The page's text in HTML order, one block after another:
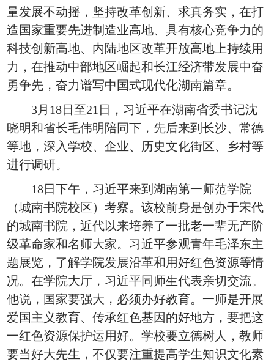
量发展不动摇，坚持改革创新、求真务实，在打
造国家重要先进制造业高地、具有核心竞争力的
科技创新高地、内陆地区改革开放高地上持续用
力，在推动中部地区崛起和长江经济带发展中奋
勇争先，奋力谱写中国式现代化湖南篇章。
3月18日至21日，习近平在湖南省委书记沈
晓明和省长毛伟明陪同下，先后来到长沙、常德
等地，深入学校、企业、历史文化街区、乡村等
进行调研。
18日下午，习近平来到湖南第一师范学院
（城南书院校区）考察。该校前身是创办于宋代
的城南书院，近代以来培养了一批老一辈无产阶
级革命家和名师大家。习近平参观青年毛泽东主
题展览，了解学院发展沿革和用好红色资源等情
况。在学院大厅，习近平同师生代表亲切交流。
他说，国家要强大，必须办好教育。一师是开展
爱国主义教育、传承红色基因的好地方，要把这
一红色资源保护运用好。学校要立德树人，教师
要当好大先生，不仅要注重提高学生知识文化素